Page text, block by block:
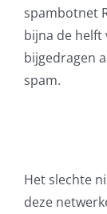
WordPress
Contact
spambotnet
bijna de helft
bijgedragen
spam.
Het slechte
deze